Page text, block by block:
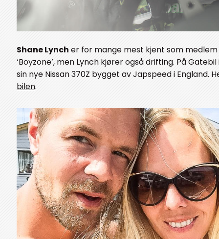
Shane Lynch er for mange mest kjent som
‘Boyzone’, men Lynch kjører også drifting. På
sin nye Nissan 370Z bygget av Japspeed i England.
bilen.